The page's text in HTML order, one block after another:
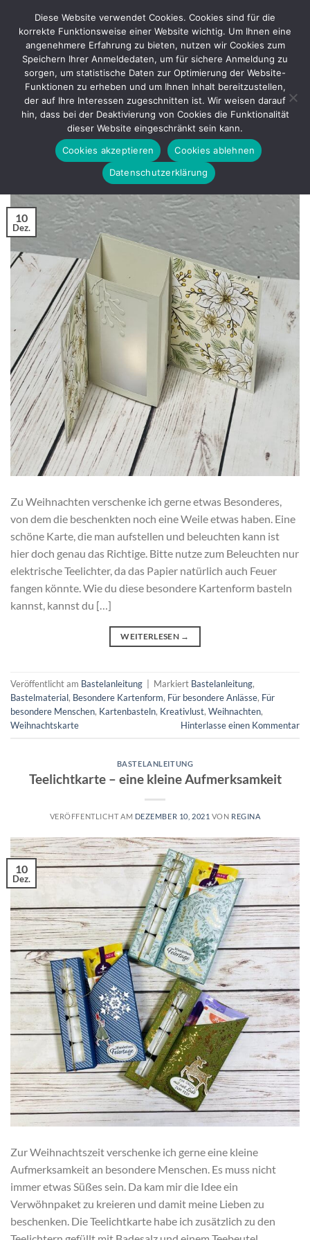
Inhalt
springen
SCHLAGWORT-ARCHIVE:KREATIVLUST
BASTELANLEITUNG
Lichterkarte zu Weihnachten
VERÖFFENTLICHT AM DEZEMBER 10, 2024VON
10
Dez.
Zu Weihnachten verschenke ich gerne etwas Besonderes,
von dem die beschenkten noch eine Weile etwas haben. Eine
schöne Karte, die man aufstellen und beleuchten kann ist
hier doch genau das Richtige. Bitte nutze zum Beleuchten nur
elektrische Teelichter, da das Papier natürlich auch Feuer
fangen könnte. Wie du diese besondere Kartenform basteln
kannst, kannst du […]
WEITERLESEN →
Veröffentlicht am Bastelanleitung Markiert Bastelanleitung,
Bastelmaterial, Besondere Kartenform, Für besondere Anlässe, Für
besondere Menschen, Kartenbasteln, Kreativlust, Weihnachten,
Weihnachtskarte
Hinterlasse einen Kommentar
BASTELANLEITUNG
Teelichtkarte – eine kleine Aufmerksamkeit
VERÖFFENTLICHT AM DEZEMBER 10, 2021 VON REGINA
10
Dez.
Zur Weihnachtszeit verschenke ich gerne eine kleine
Aufmerksamkeit an besondere Menschen. Es muss nicht
immer etwas Süßes sein. Da kam mir die Idee ein
Verwöhnpaket zu kreieren und damit meine Lieben zu
beschenken. Die Teelichtkarte habe ich zusätzlich zu den
Diese Website verwendet Cookies. Cookies sind für die
korrekte Funktionsweise einer Website wichtig. Um Ihnen eine
angenehmere Erfahrung zu bieten, nutzen wir Cookies zum
Speichern Ihrer Anmeldedaten, um für sichere Anmeldung zu
sorgen, um statistische Daten zur Optimierung der Website-
Funktionen zu erheben und um Ihnen Inhalt bereitzustellen,
der auf Ihre Interessen zugeschnitten ist. Wir weisen darauf
hin, dass bei der Deaktivierung von Cookies die Funktionalität
dieser Website eingeschränkt sein kann.
Cookies akzeptieren
Cookies ablehnen
Datenschutzerklärung